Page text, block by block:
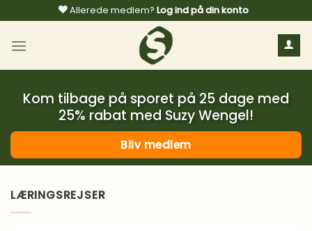
til
indhold
Allerede medlem? Log ind på din konto
Kom tilbage på sporet på 25 dage med
25% rabat med Suzy Wengel!
Bliv medlem
LÆRINGSREJSER